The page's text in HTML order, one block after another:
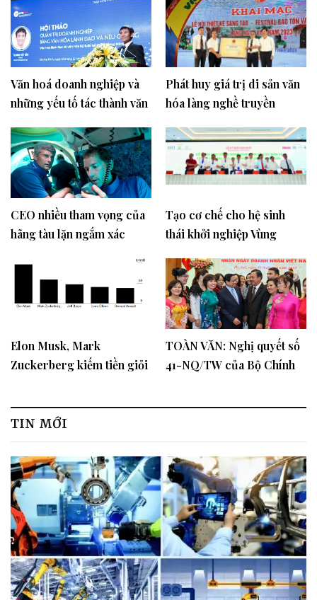
Văn hoá doanh nghiệp và
những yếu tố tác thành văn
Phát huy giá trị di sản văn
hóa làng nghề truyền
lịch
CEO nhiều tham vọng của
hãng tàu lặn ngắm xác
Tạo cơ chế cho hệ sinh
thái khởi nghiệp Vùng
Elon Musk, Mark
Zuckerberg kiếm tiền giỏi
TOÀN VĂN: Nghị quyết số
41-NQ/TW của Bộ Chính
TIN MỚI